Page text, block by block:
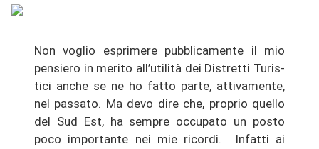
Non voglio espri­me­re pu­bbli­ca­men­te il mio
pen­sie­ro in me­ri­to all’utilità dei Dis­tret­ti Tu­ris­
ti­ci anche se ne ho fatto parte, at­ti­va­men­te,
nel pas­sa­to. Ma devo dire che, pro­prio quel­lo
del Sud Est, ha sem­pre oc­cu­pa­to un posto
poco im­por­tan­te nei mie ri­cor­di. In­fat­ti ai